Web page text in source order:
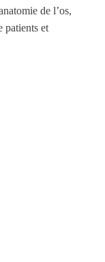
de l’os,
patients et